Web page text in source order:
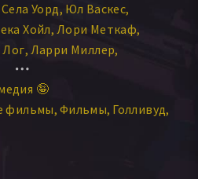
Села Уорд Юл Васкес
Хойл Лори Меткаф
Ларри Миллер
Гиллан
Линда Ларкин
Тиффани Полсен
Тейлор
🤪
фильмы Фильмы Голливуд